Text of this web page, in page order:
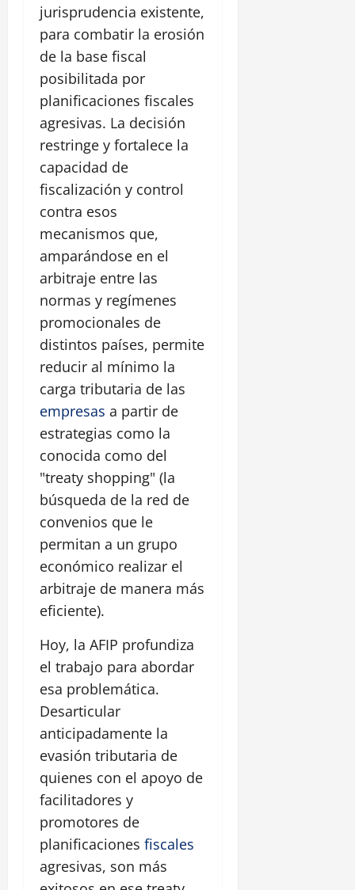
jurisprudencia existente,
para combatir la erosión
de la base fiscal
posibilitada por
planificaciones fiscales
agresivas. La decisión
restringe y fortalece la
capacidad de
fiscalización y control
contra esos
mecanismos que,
amparándose en el
arbitraje entre las
normas y regímenes
promocionales de
distintos países, permite
reducir al mínimo la
carga tributaria de las
empresas a partir de
estrategias como la
conocida como del
"treaty shopping" (la
búsqueda de la red de
convenios que le
permitan a un grupo
económico realizar el
arbitraje de manera más
eficiente).
Hoy, la AFIP profundiza
el trabajo para abordar
esa problemática.
Desarticular
anticipadamente la
evasión tributaria de
quienes con el apoyo de
facilitadores y
promotores de
planificaciones fiscales
agresivas, son más